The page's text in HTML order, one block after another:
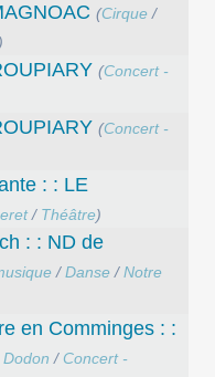
(Cirque/
(Concert -
(Concert -
: : LE
/ Théâtre)
: : ND de
/Danse/Notre
en Comminges : :
Dodon / Concert -